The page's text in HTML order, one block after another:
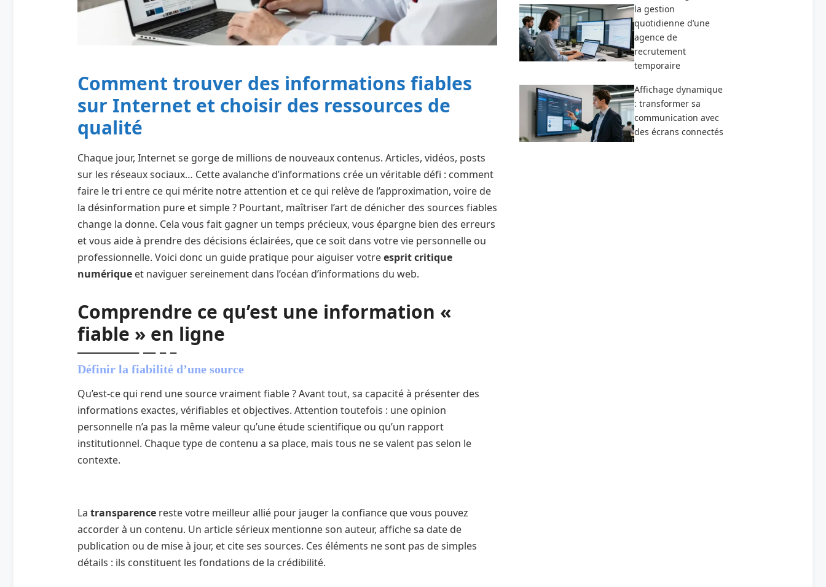
Comment trouver des informations fiables
sur Internet et choisir des ressources de
qualité
Chaque jour, Internet se gorge de millions de nouveaux contenus. Articles, vidéos, posts
sur les réseaux sociaux… Cette avalanche d’informations crée un véritable défi : comment
faire le tri entre ce qui mérite notre attention et ce qui relève de l’approximation, voire de
la désinformation pure et simple ? Pourtant, maîtriser l’art de dénicher des sources fiables
change la donne. Cela vous fait gagner un temps précieux, vous épargne bien des erreurs
et vous aide à prendre des décisions éclairées, que ce soit dans votre vie personnelle ou
professionnelle. Voici donc un guide pratique pour aiguiser votreesprit critique
numérique et naviguer sereinement dans l’océan d’informations du web.
Comprendre ce qu’est une information «
fiable » en ligne
Définir la fiabilité d’une source
Qu’est-ce qui rend une source vraiment fiable ? Avant tout, sa capacité à présenter des
informations exactes, vérifiables et objectives. Attention toutefois : une opinion
personnelle n’a pas la même valeur qu’une étude scientifique ou qu’un rapport
institutionnel. Chaque type de contenu a sa place, mais tous ne se valent pas selon le
contexte.
La transparence reste votre meilleur allié pour jauger la confiance que vous pouvez
accorder à un contenu. Un article sérieux mentionne son auteur, affiche sa date de
publication ou de mise à jour, et cite ses sources. Ces éléments ne sont pas de simples
détails : ils constituent les fondations de la crédibilité.
la gestion
quotidienne d’une
agence de
recrutement
temporaire
Affichage dynamique
: transformer sa
communication avec
des écrans connectés